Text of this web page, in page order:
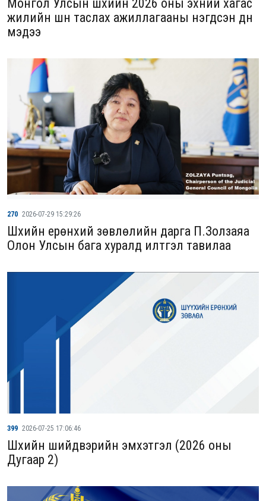
Монгол Улсын шүүхийн 2026 оны эхний хагас
жилийн шүүн таслах ажиллагааны нэгдсэн дүн
мэдээ
270 2026-07-29 15:29:26
Шүүхийн ерөнхий зөвлөлийн дарга П.Золзаяа
Олон Улсын бага хуралд илтгэл тавилаа
399 2026-07-25 17:06:46
Шүүхийн шийдвэрийн эмхэтгэл (2026 оны
Дугаар 2)